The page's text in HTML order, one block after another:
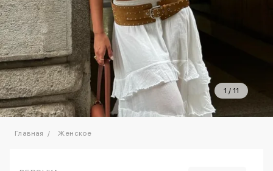
1 / 11
Главная Женское